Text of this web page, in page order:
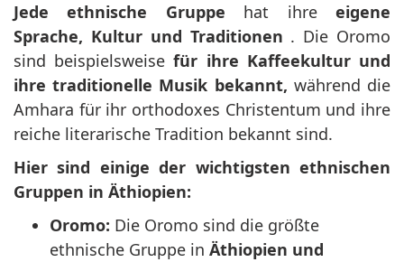
Jede ethnische Gruppe hat ihreeigene
Sprache, Kultur und Traditionen . Die Oromo
sind beispielsweisefür ihre Kaffeekultur und
ihre traditionelle Musik bekannt, während die
Amhara für ihr orthodoxes Christentum und ihre
reiche literarische Tradition bekannt sind.
Hier sind einige der wichtigsten ethnischen
Gruppen in Äthiopien:
Oromo: Die Oromo sind die größte
ethnische Gruppe in Äthiopien und